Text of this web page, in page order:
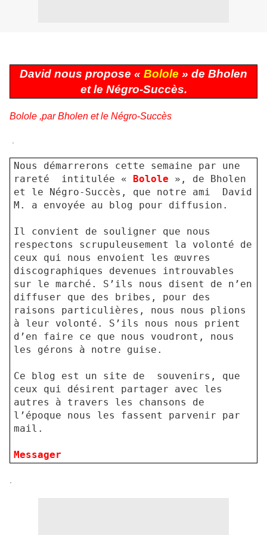
David nous propose « Bolole » de Bholen
et le Négro-Succès.
Bolole ,par Bholen et le Négro-Succès
.
Nous démarrerons cette semaine par une
rareté
intitulée « Bolole », de Bholen
et le Négro-Succès, que notre ami
David
M. a envoyée au blog pour diffusion.
Il convient de souligner que nous
respectons scrupuleusement la volonté de
ceux qui nous envoient les œuvres
discographiques devenues introuvables
sur le marché. S’ils nous disent de n’en
diffuser que des bribes, pour des
raisons particulières, nous nous plions
à leur volonté. S’ils nous nous prient
d’en faire ce que nous voudront, nous
les gérons à notre guise.
Ce blog est un site de
souvenirs, que
ceux qui désirent partager avec les
autres à travers les chansons de
l’époque nous les fassent parvenir par
mail.
Messager